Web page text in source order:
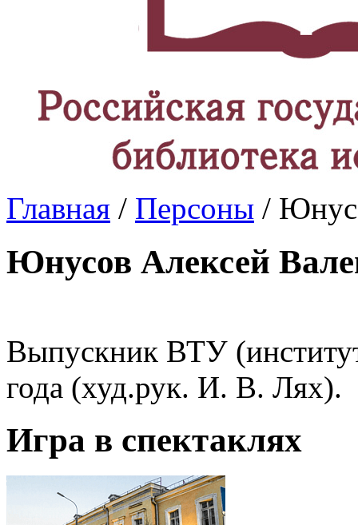
Главная / Персоны /
Юнусов Алексей
Выпускник ВТУ
года (худ.рук. И. В. Лях).
Игра в спектаклях